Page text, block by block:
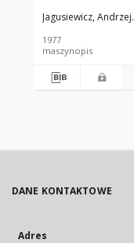
wywołanego emisją
trójchloroetylenu
Pracy SKALA w
Warszawie
Jagusiewicz, Andrzej.
1977
maszynopis
DANE KONTAKTOWE
Adres